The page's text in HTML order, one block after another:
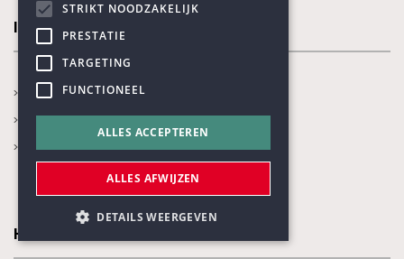
In de kijker
Nieuws
Kalender
Blogs
Humanisme
STRIKT NOODZAKELIJK
PRESTATIE
TARGETING
FUNCTIONEEL
ALLES ACCEPTEREN
ALLES AFWIJZEN
DETAILS WEERGEVEN